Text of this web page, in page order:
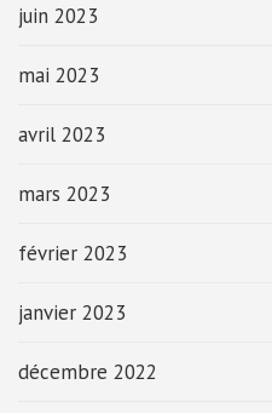
juin 2023
mai 2023
avril 2023
mars 2023
février 2023
janvier 2023
décembre 2022